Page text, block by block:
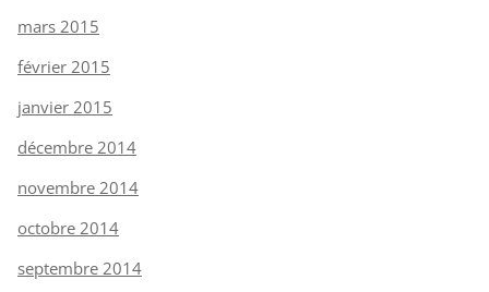
mars 2015
février 2015
janvier 2015
décembre 2014
novembre 2014
octobre 2014
septembre 2014